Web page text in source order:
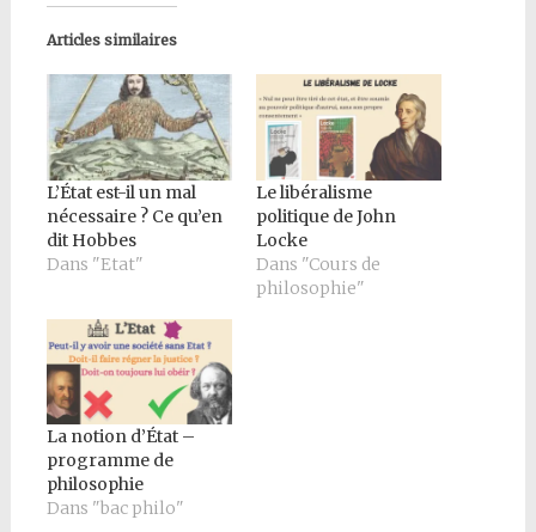
Articles similaires
L’État est-il un mal
nécessaire ? Ce qu’en
dit Hobbes
Dans "Etat"
Le libéralisme
politique de John
Locke
Dans "Cours de
philosophie"
La notion d’État –
programme de
philosophie
Dans "bac philo"